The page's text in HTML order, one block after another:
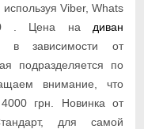
Viber, Whats
50 . Цена на диван
в зависимости от
подразделяется по
внимание, что
грн. Новинка от
для самой